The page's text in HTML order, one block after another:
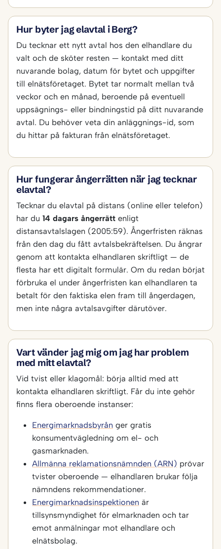
Hur byter jag elavtal i Berg?
Du tecknar ett nytt avtal hos den elhandlare du
valt och de sköter resten — kontakt med ditt
nuvarande bolag, datum för bytet och uppgifter
till elnätsföretaget. Bytet tar normalt mellan två
veckor och en månad, beroende på eventuell
uppsägnings- eller bindningstid på ditt nuvarande
avtal. Du behöver veta din anläggnings-id, som
du hittar på fakturan från elnätsföretaget.
Hur fungerar ångerrätten när jag tecknar
elavtal?
Tecknar du elavtal på distans (online eller telefon)
har du 14 dagars ångerrätt enligt
distansavtalslagen (2005:59). Ångerfristen räknas
från den dag du fått avtalsbekräftelsen. Du ångrar
genom att kontakta elhandlaren skriftligt — de
flesta har ett digitalt formulär. Om du redan börjat
förbruka el under ångerfristen kan elhandlaren ta
betalt för den faktiska elen fram till ångerdagen,
men inte några avtalsavgifter därutöver.
Vart vänder jag mig om jag har problem
med mitt elavtal?
Vid tvist eller klagomål: börja alltid med att
kontakta elhandlaren skriftligt. Får du inte gehör
finns flera oberoende instanser:
Energimarknadsbyrån ger gratis
konsumentvägledning om el- och
gasmarknaden.
Allmänna reklamationsnämnden (ARN) prövar
tvister oberoende — elhandlaren brukar följa
nämndens rekommendationer.
Energimarknadsinspektionen är
tillsynsmyndighet för elmarknaden och tar
emot anmälningar mot elhandlare och
elnätsbolag.